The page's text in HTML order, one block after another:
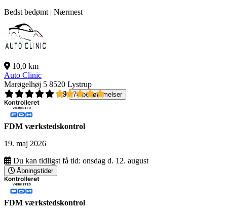
Bedst bedømt | Nærmest
10,0 km
Auto Clinic
Marøgelhøj 5 8520 Lystrup
4,9
74 bedømmelser
FDM værkstedskontrol
19. maj 2026
Du kan tidligst få tid: onsdag d. 12. august
Åbningstider
FDM værkstedskontrol